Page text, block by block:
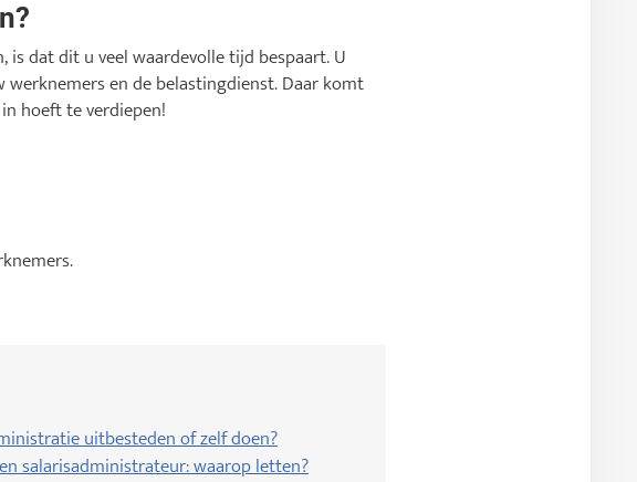
is dat dit u veel waardevolle tijd bespaart. U
en de belastingdienst. Daar komt
hoeft te verdiepen!
uitbesteden of zelf doen?
salarisadministrateur: waarop letten?